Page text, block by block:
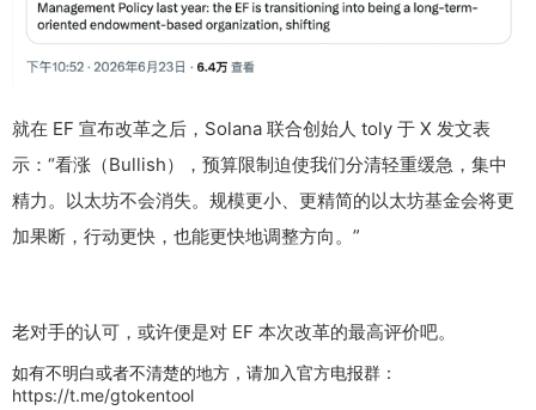
就在 EF 宣布改革之后，Solana 联合创始人 toly 于 X 发文表
示：“看涨（Bullish），预算限制迫使我们分清轻重缓急，集中
精力。以太坊不会消失。规模更小、更精简的以太坊基金会将更
加果断，行动更快，也能更快地调整方向。”
老对手的认可，或许便是对 EF 本次改革的最高评价吧。
如有不明白或者不清楚的地方，请加入官方电报群：
https://t.me/gtokentool